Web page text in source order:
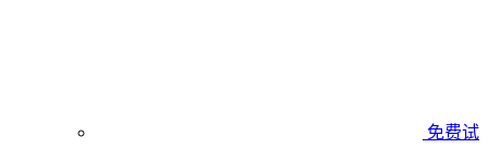
免费试